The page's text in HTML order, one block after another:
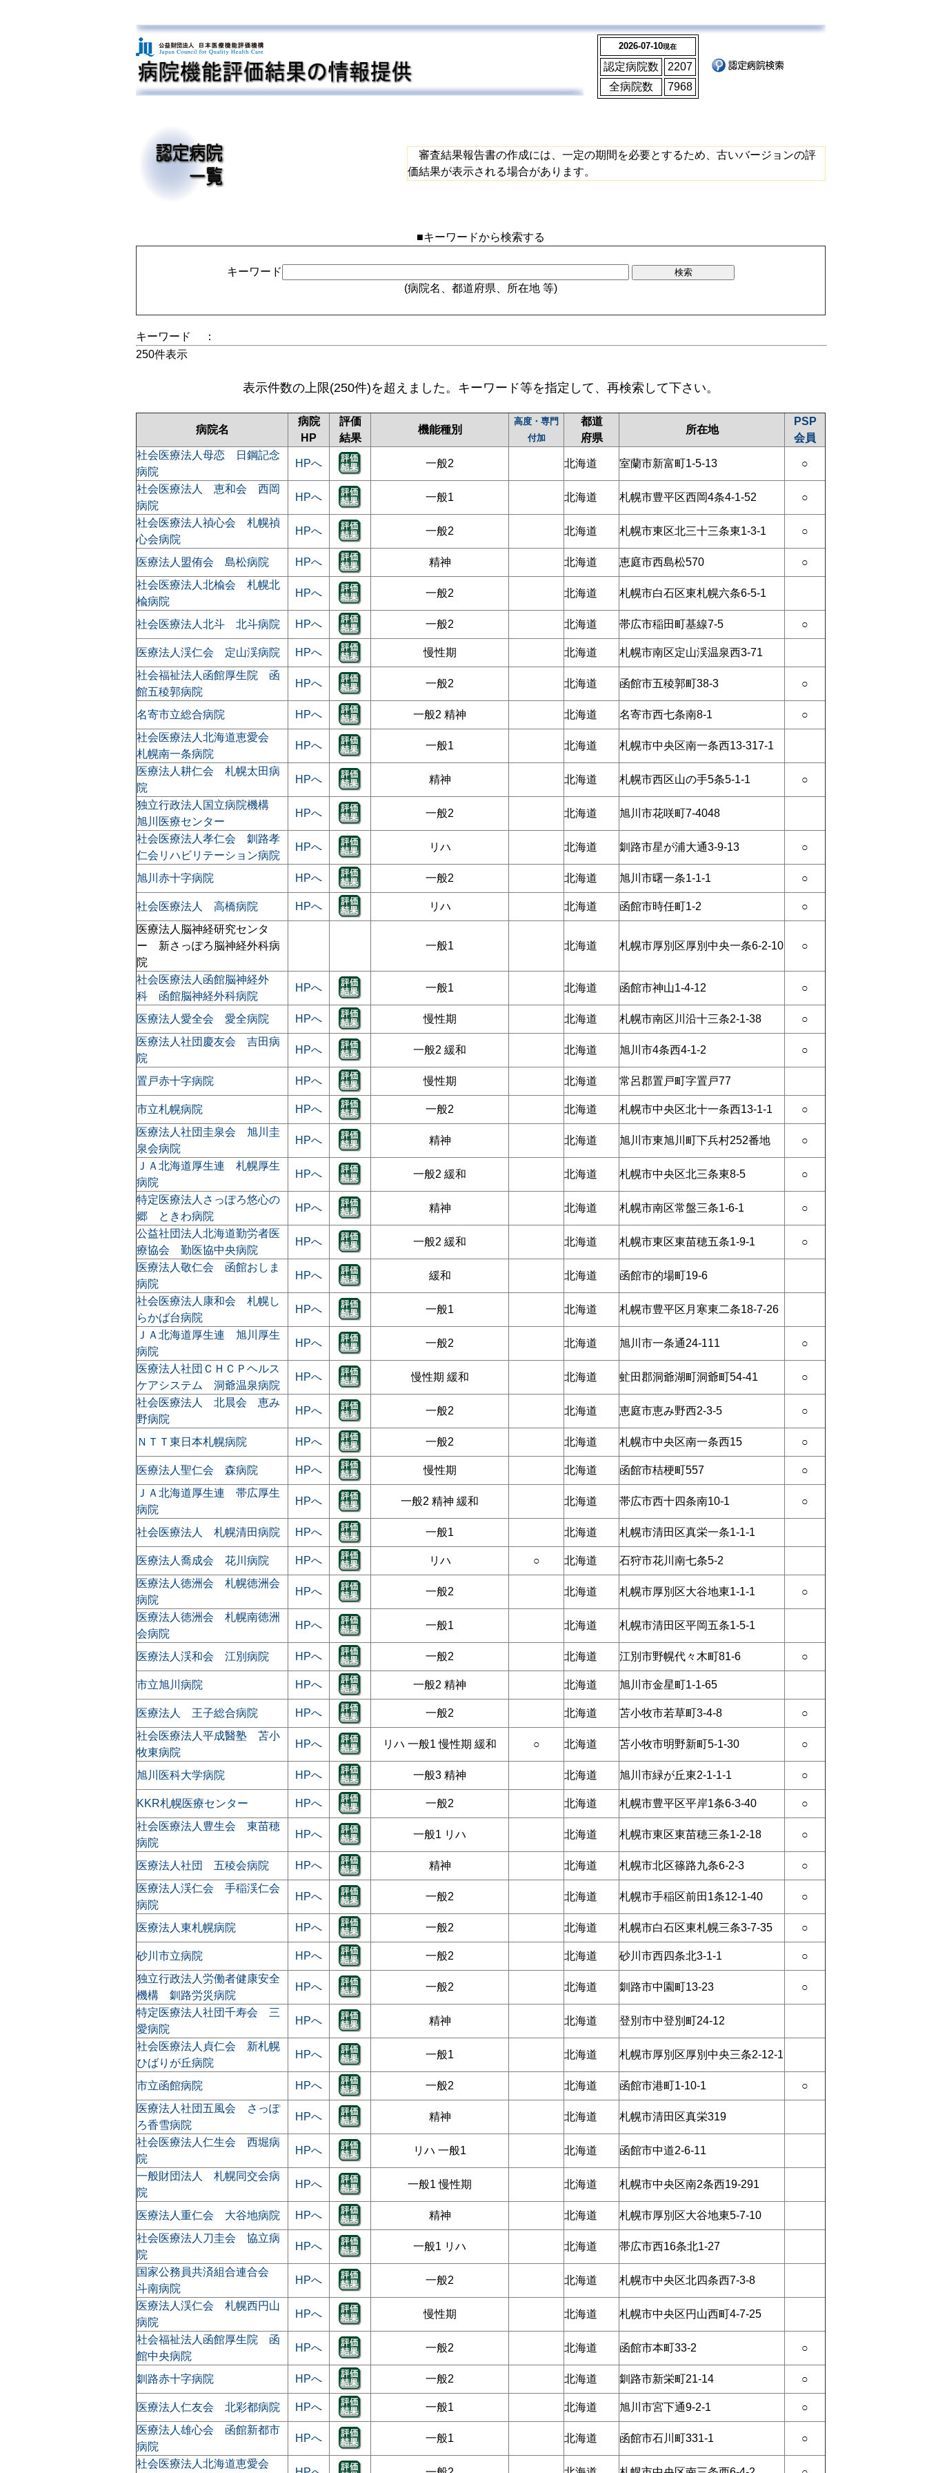
2026-07-10現在
認定病院数
2207
全病院数
7968
審査結果報告書の作成には、一定の期間を必要とするため、古いバージョンの評
価結果が表示される場合があります。
■キーワードから検索する
キーワード
(病院名、都道府県、所在地 等)
キーワード
：
250件表示
表示件数の上限(250件)を超えました。キーワード等を指定して、再検索して下さい。
病院名
病院
HP
評価
結果
機能種別
高度・専門
付加
都道
府県
所在地
PSP
会員
社会医療法人母恋 日鋼記念
病院
HPへ 一般2 北海道 室蘭市新富町1-5-13 ○
社会医療法人 恵和会 西岡
病院
HPへ 一般1 北海道 札幌市豊平区西岡4条4-1-52 ○
社会医療法人禎心会 札幌禎
心会病院
HPへ 一般2 北海道 札幌市東区北三十三条東1-3-1 ○
医療法人盟侑会 島松病院 HPへ 精神 北海道 恵庭市西島松570
○
社会医療法人北楡会 札幌北
楡病院
HPへ 一般2 北海道 札幌市白石区東札幌六条6-5-1
社会医療法人北斗 北斗病院 HPへ 一般2 北海道 帯広市稲田町基線7-5 ○
医療法人渓仁会 定山渓病院 HPへ 慢性期 北海道
札幌市南区定山渓温泉西3-71
社会福祉法人函館厚生院 函
館五稜郭病院
HPへ 一般2 北海道 函館市五稜郭町38-3 ○
名寄市立総合病院 HPへ 一般2 精神 北海道 名寄市西七条南8-1
○
社会医療法人北海道恵愛会
札幌南一条病院
HPへ 一般1 北海道 札幌市中央区南一条西13-317-1
医療法人耕仁会 札幌太田病
院
HPへ 精神 北海道 札幌市西区山の手5条5-1-1 ○
独立行政法人国立病院機構
旭川医療センター
HPへ 一般2 北海道 旭川市花咲町7-4048
社会医療法人孝仁会 釧路孝
仁会リハビリテーション病院
HPへ リハ 北海道 釧路市星が浦大通3-9-13 ○
旭川赤十字病院 HPへ 一般2 北海道 旭川市曙一条1-1-1 ○
社会医療法人 高橋病院 HPへ リハ 北海道 函館市時任町1-2
○
医療法人脳神経研究センタ
ー 新さっぽろ脳神経外科病
院
一般1 北海道 札幌市厚別区厚別中央一条6-2-10 ○
社会医療法人函館脳神経外
科 函館脳神経外科病院
HPへ 一般1 北海道 函館市神山1-4-12 ○
医療法人愛全会 愛全病院 HPへ 慢性期 北海道 札幌市南区川沿十三条2-1-38
○
医療法人社団慶友会 吉田病
院
HPへ 一般2 緩和 北海道 旭川市4条西4-1-2 ○
置戸赤十字病院 HPへ 慢性期 北海道 常呂郡置戸町字置戸77
市立札幌病院 HPへ 一般2 北海道 札幌市中央区北十一条西13-1-1
○
医療法人社団圭泉会 旭川圭
泉会病院
HPへ 精神 北海道 旭川市東旭川町下兵村252番地 ○
ＪＡ北海道厚生連 札幌厚生
病院
HPへ 一般2 緩和 北海道 札幌市中央区北三条東8-5 ○
特定医療法人さっぽろ悠心の
郷 ときわ病院
HPへ 精神 北海道 札幌市南区常盤三条1-6-1 ○
公益社団法人北海道勤労者医
療協会 勤医協中央病院
HPへ 一般2 緩和 北海道 札幌市東区東苗穂五条1-9-1 ○
医療法人敬仁会 函館おしま
病院
HPへ 緩和 北海道 函館市的場町19-6
社会医療法人康和会 札幌し
らかば台病院
HPへ 一般1 北海道 札幌市豊平区月寒東二条18-7-26
ＪＡ北海道厚生連 旭川厚生
病院
HPへ 一般2 北海道 旭川市一条通24-111 ○
医療法人社団ＣＨＣＰヘルス
ケアシステム 洞爺温泉病院
HPへ 慢性期 緩和 北海道 虻田郡洞爺湖町洞爺町54-41 ○
社会医療法人 北晨会 恵み
野病院
HPへ 一般2 北海道 恵庭市恵み野西2-3-5 ○
ＮＴＴ東日本札幌病院 HPへ 一般2 北海道 札幌市中央区南一条西15 ○
医療法人聖仁会 森病院 HPへ 慢性期 北海道 函館市桔梗町557
○
ＪＡ北海道厚生連 帯広厚生
病院
HPへ 一般2 精神 緩和 北海道 帯広市西十四条南10-1 ○
社会医療法人 札幌清田病院 HPへ 一般1 北海道 札幌市清田区真栄一条1-1-1
医療法人喬成会 花川病院 HPへ リハ ○ 北海道
石狩市花川南七条5-2
医療法人徳洲会 札幌徳洲会
病院
HPへ 一般2 北海道 札幌市厚別区大谷地東1-1-1 ○
医療法人徳洲会 札幌南徳洲
会病院
HPへ 一般1 北海道 札幌市清田区平岡五条1-5-1
医療法人渓和会 江別病院 HPへ 一般2 北海道 江別市野幌代々木町81-6 ○
市立旭川病院 HPへ 一般2 精神 北海道 旭川市金星町1-1-65
医療法人 王子総合病院 HPへ 一般2 北海道 苫小牧市若草町3-4-8
○
社会医療法人平成醫塾 苫小
牧東病院
HPへ リハ 一般1 慢性期 緩和 ○ 北海道 苫小牧市明野新町5-1-30 ○
旭川医科大学病院 HPへ 一般3 精神 北海道 旭川市緑が丘東2-1-1-1 ○
KKR札幌医療センター HPへ 一般2 北海道 札幌市豊平区平岸1条6-3-40
○
社会医療法人豊生会 東苗穂
病院
HPへ 一般1 リハ 北海道 札幌市東区東苗穂三条1-2-18 ○
医療法人社団 五稜会病院 HPへ 精神 北海道 札幌市北区篠路九条6-2-3
○
医療法人渓仁会 手稲渓仁会
病院
HPへ 一般2 北海道 札幌市手稲区前田1条12-1-40 ○
医療法人東札幌病院 HPへ 一般2 北海道 札幌市白石区東札幌三条3-7-35 ○
砂川市立病院 HPへ 一般2 北海道 砂川市西四条北3-1-1
○
独立行政法人労働者健康安全
機構 釧路労災病院
HPへ 一般2 北海道 釧路市中園町13-23 ○
特定医療法人社団千寿会 三
愛病院
HPへ 精神 北海道 登別市中登別町24-12
社会医療法人貞仁会 新札幌
ひばりが丘病院
HPへ 一般1 北海道 札幌市厚別区厚別中央三条2-12-1
市立函館病院 HPへ 一般2 北海道 函館市港町1-10-1
○
医療法人社団五風会 さっぽ
ろ香雪病院
HPへ 精神 北海道 札幌市清田区真栄319
社会医療法人仁生会 西堀病
院
HPへ リハ 一般1 北海道 函館市中道2-6-11
一般財団法人 札幌同交会病
院
HPへ 一般1 慢性期 北海道 札幌市中央区南2条西19-291
医療法人重仁会 大谷地病院 HPへ 精神 北海道
札幌市厚別区大谷地東5-7-10
社会医療法人刀圭会 協立病
院
HPへ 一般1 リハ 北海道 帯広市西16条北1-27
国家公務員共済組合連合会
斗南病院
HPへ 一般2 北海道 札幌市中央区北四条西7-3-8
医療法人渓仁会 札幌西円山
病院
HPへ 慢性期 北海道 札幌市中央区円山西町4-7-25
社会福祉法人函館厚生院 函
館中央病院
HPへ 一般2 北海道 函館市本町33-2 ○
釧路赤十字病院 HPへ 一般2 北海道 釧路市新栄町21-14 ○
医療法人仁友会 北彩都病院 HPへ 一般1 北海道 旭川市宮下通9-2-1
○
医療法人雄心会 函館新都市
病院
HPへ 一般1 北海道 函館市石川町331-1 ○
社会医療法人北海道恵愛会